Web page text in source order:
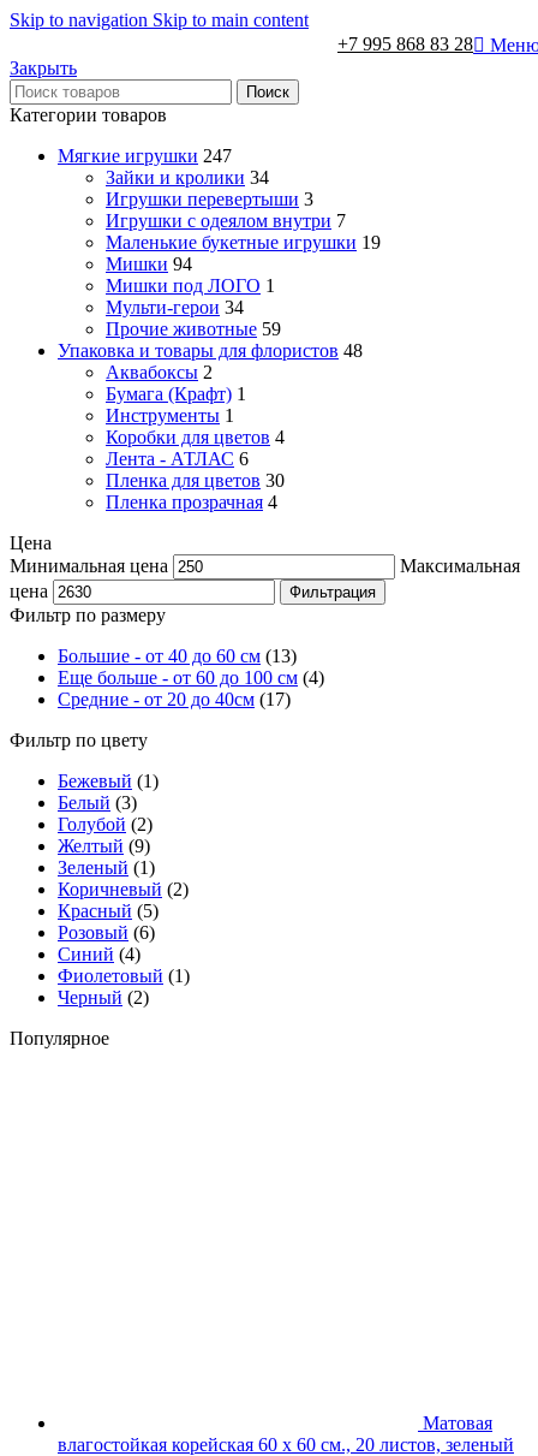
Skip to navigation Skip to main content
+7 995 868 83 28
Закрыть
Поиск
Категории товаров
Мягкие игрушки 247
Зайки и кролики 34
Игрушки перевертыши 3
Игрушки с одеялом внутри 7
Маленькие букетные игрушки 19
Мишки 94
Мишки под ЛОГО 1
Мульти-герои 34
Прочие животные 59
Упаковка и товары для флористов 48
Аквабоксы 2
Бумага (Крафт) 1
Инструменты 1
Коробки для цветов 4
Лента - АТЛАС 6
Пленка для цветов 30
Пленка прозрачная 4
Цена
Минимальная цена
Максимальная
цена
Фильтрация
Фильтр по размеру
Большие - от 40 до 60 см (13)
Еще больше - от 60 до 100 см (4)
Средние - от 20 до 40см (17)
Фильтр по цвету
Бежевый (1)
Белый (3)
Голубой (2)
Желтый (9)
Зеленый (1)
Коричневый (2)
Красный (5)
Розовый (6)
Синий (4)
Фиолетовый (1)
Черный (2)
Популярное
Матовая
влагостойкая корейская 60 х 60 см., 20 листов, зеленый